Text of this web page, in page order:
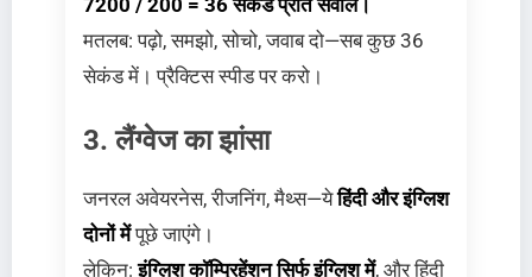
मतलब: पढ़ो, समझो, सोचो, जवाब दो—सब कुछ 36
सेकंड में। प्रैक्टिस स्पीड पर करो।
3. लैंग्वेज का झांसा
जनरल अवेयरनेस, रीजनिंग, मैथ्स—येहिंदी और इंग्लिश
दोनों मेंपूछे जाएंगे।
लेकिन:इंग्लिश कॉम्प्रिहेंशन सिर्फ इंग्लिश में, और हिंदी